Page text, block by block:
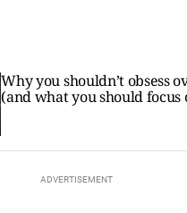
Why you shouldn’t obsess
(and what you should focus